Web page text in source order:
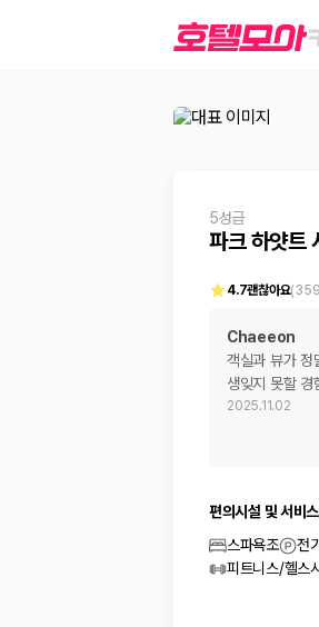
파크 하얏트 시드니
제주렌트카 가격비교는 카모
경차, 소형, 준중형,
일반자차, 완전자차, 슈
제주공항 인수 조건 비교:셔틀 이동, 인
비교 후 원하는 차량을 바
5성급
파크 하얏트
4.7괜찮아요(
Chaeeon
객실과 뷰가 정
생잊지 못할 경
2025.11.02
편의시설 및 서비스
스파욕조
전
피트니스/헬스